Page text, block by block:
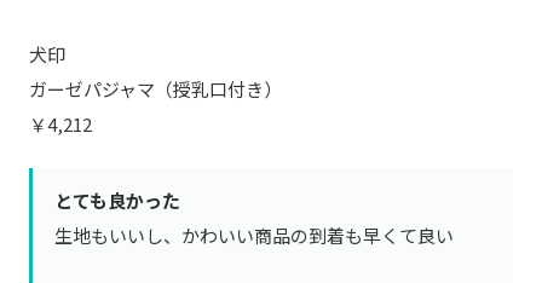
犬印
ガーゼパジャマ（授乳口付き）
￥4,212
とても良かった
生地もいいし、かわいい商品の到着も早くて良い